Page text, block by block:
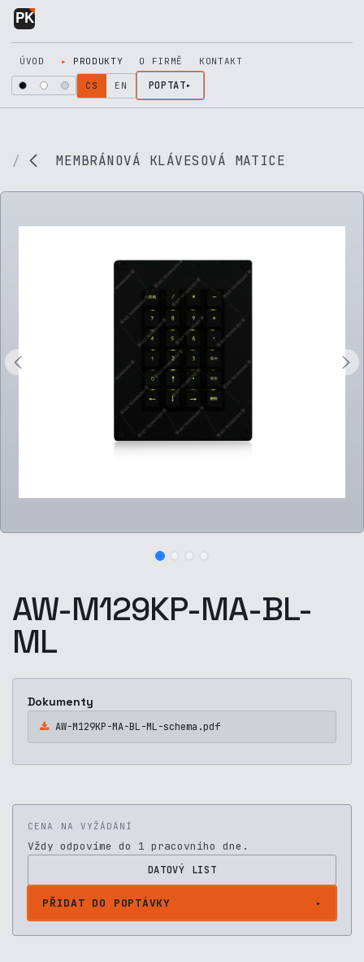
Přejít na obsah
ÚVOD PRODUKTY O FIRMĚ KONTAKT
CS EN POPTAT
MEMBRÁNOVÁ KLÁVESOVÁ MATICE
AW-M129KP-MA-BL-
ML
Dokumenty
AW-M129KP-MA-BL-ML-schema.pdf
CENA NA VYŽÁDÁNÍ
Vždy odpovíme do 1 pracovního dne.
DATOVÝ LIST
PŘIDAT DO POPTÁVKY